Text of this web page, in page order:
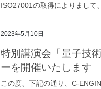
ISO27001の取得によりまし
2023年5月10日
特別講演会「量子技
ーを開催いたします
この度、下記の通り、C-